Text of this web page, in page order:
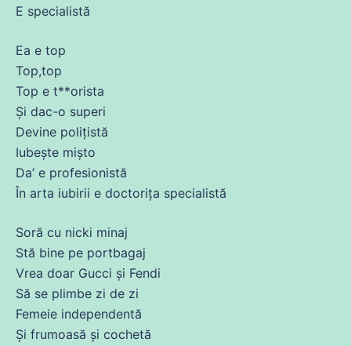
E specialistă
Ea e top
Top,top
Top e t**orista
Și dac-o superi
Devine polițistă
Iubește mișto
Da’ e profesionistă
În arta iubirii e doctorița specialistă
Soră cu nicki minaj
Stă bine pe portbagaj
Vrea doar Gucci și Fendi
Să se plimbe zi de zi
Femeie independentă
Și frumoasă și cochetă